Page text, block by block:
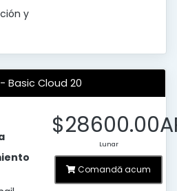
y
Basic Cloud 20
Lunar
Comandă acum